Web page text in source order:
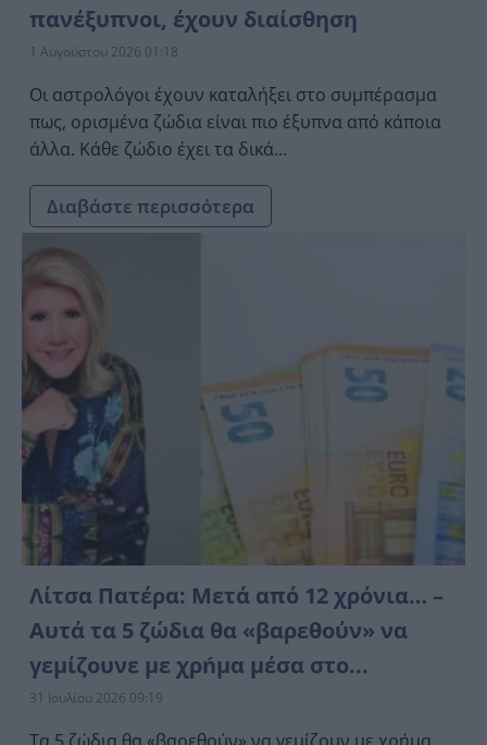
πανέξυπνοι, έχουν διαίσθηση
1 Αυγούστου 2026 01:18
Οι αστρολόγοι έχουν καταλήξει στο συμπέρασμα
πως, ορισμένα ζώδια είναι πιο έξυπνα από κάποια
άλλα. Κάθε ζώδιο έχει τα δικά...
Διαβάστε περισσότερα
Λίτσα Πατέρα: Μετά από 12 χρόνια… –
Αυτά τα 5 ζώδια θα «βαρεθούν» να
γεμίζουνε με χρńμα μέσα στο...
31 Ιουλίου 2026 09:19